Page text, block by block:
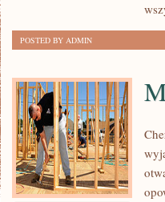
POSTED BY ADMIN